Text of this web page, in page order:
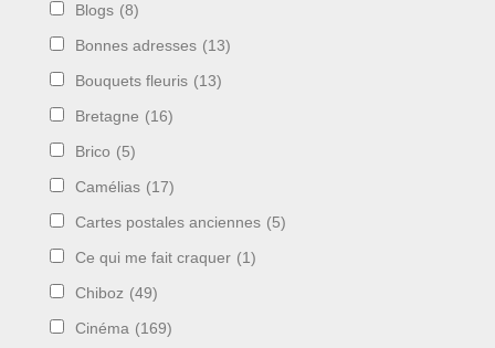
Blogs (8)
Bonnes adresses (13)
Bouquets fleuris (13)
Bretagne (16)
Brico (5)
Camélias (17)
Cartes postales anciennes (5)
Ce qui me fait craquer (1)
Chiboz (49)
Cinéma (169)